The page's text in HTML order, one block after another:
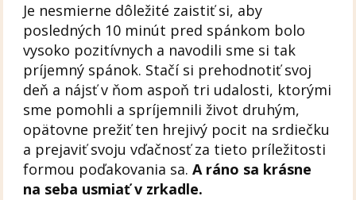
Je nesmierne dôležité zaistiť si, aby
posledných 10 minút pred spánkom bolo
vysoko pozitívnych a navodili sme si tak
príjemný spánok. Stačí si prehodnotiť svoj
deň a nájsť v ňom aspoň tri udalosti, ktorými
sme pomohli a spríjemnili život druhým,
opätovne prežiť ten hrejivý pocit na srdiečku
a prejaviť svoju vďačnosť za tieto príležitosti
formou poďakovania sa.A ráno sa krásne
na seba usmiať v zrkadle.